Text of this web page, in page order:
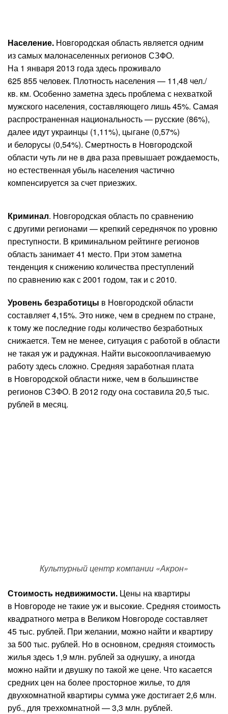
Население. Новгородская область является одним
из самых малонаселенных регионов СЗФО.
На 1 января 2013 года здесь проживало
625 855 человек. Плотность населения — 11,48 чел./
кв. км. Особенно заметна здесь проблема с нехваткой
мужского населения, составляющего лишь 45%. Самая
распространенная национальность — русские (86%),
далее идут украинцы (1,11%), цыгане (0,57%)
и белорусы (0,54%). Смертность в Новгородской
области чуть ли не в два раза превышает рождаемость,
но естественная убыль населения частично
компенсируется за счет приезжих.
Криминал. Новгородская область по сравнению
с другими регионами — крепкий середнячок по уровню
преступности. В криминальном рейтинге регионов
область занимает 41 место. При этом заметна
тенденция к снижению количества преступлений
по сравнению как с 2001 годом, так и с 2010.
Уровень безработицы в Новгородской области
составляет 4,15%. Это ниже, чем в среднем по стране,
к тому же последние годы количество безработных
снижается. Тем не менее, ситуация с работой в области
не такая уж и радужная. Найти высокооплачиваемую
работу здесь сложно. Средняя заработная плата
в Новгородской области ниже, чем в большинстве
регионов СЗФО. В 2012 году она составила 20,5 тыс.
рублей в месяц.
Культурный центр компании «Акрон»
Стоимость недвижимости. Цены на квартиры
в Новгороде не такие уж и высокие. Средняя стоимость
квадратного метра в Великом Новгороде составляет
45 тыс. рублей. При желании, можно найти и квартиру
за 500 тыс. рублей. Но в основном, средняя стоимость
жилья здесь 1,9 млн. рублей за однушку, а иногда
можно найти и двушку по такой же цене. Что касается
средних цен на более просторное жилье, то для
двухкомнатной квартиры сумма уже достигает 2,6 млн.
руб., для трехкомнатной — 3,3 млн. рублей.